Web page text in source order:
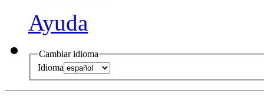
Ayuda
Cambiar idioma
Idioma